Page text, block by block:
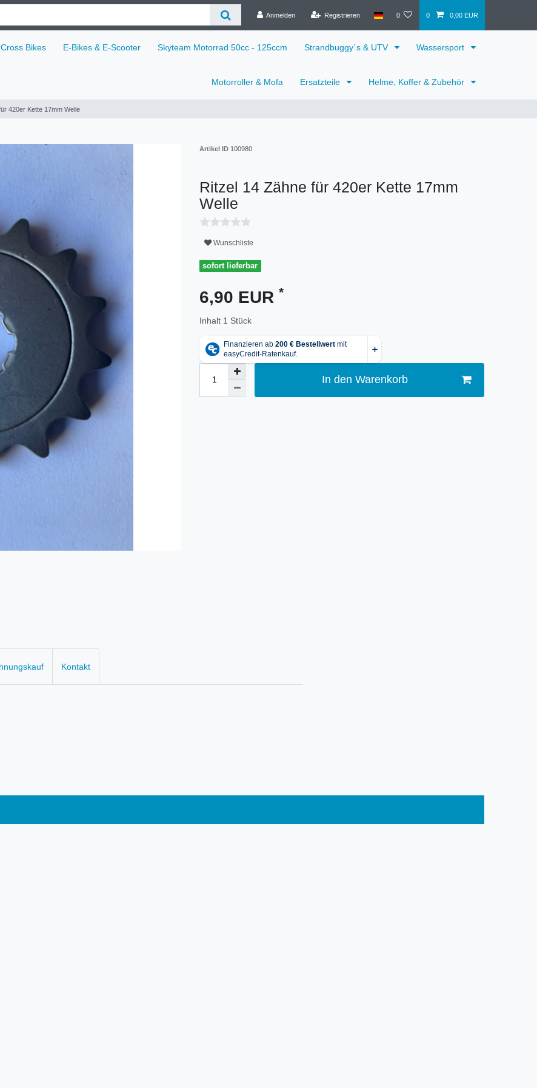
Anmelden Registrieren 0 0 0,00 EUR
Bikes E-Bikes & E-Scooter Skyteam Motorrad 50cc - 125ccm Strandbuggy´s & UTV Wassersport
Motorroller & Mofa Ersatzteile Helme, Koffer & Zubehör
420er Kette 17mm Welle
Artikel ID 100980
Ritzel 14 Zähne für 420er Kette 17mm
Welle
Wunschliste
sofort lieferbar
6,90 EUR *
Inhalt 1 Stück
In den Warenkorb
Kontakt